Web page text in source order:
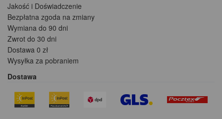
Jakość i Doświadczenie
Bezpłatna zgoda na zmiany
Wymiana do 90 dni
Zwrot do 30 dni
Dostawa 0 zł
Wysyłka za pobraniem
Dostawa